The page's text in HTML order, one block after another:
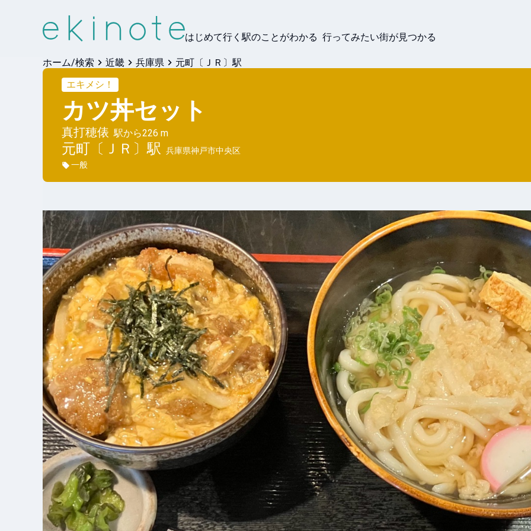
はじめて行く駅のことがわかる 行ってみたい街が見つかる
ホーム/検索 近畿 兵庫県
元町〔ＪＲ〕駅
エキメシ！
カツ丼セット
真打穂俵 駅から226 m
元町〔ＪＲ〕駅 兵庫県神戸市中央区
一般